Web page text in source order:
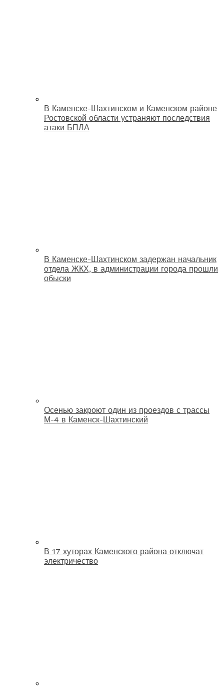
В Каменске-Шахтинском и Каменском районе
Ростовской области устраняют последствия
атаки БПЛА
В Каменске-Шахтинском задержан начальник
отдела ЖКХ, в администрации города прошли
обыски
Осенью закроют один из проездов с трассы
М-4 в Каменск-Шахтинский
В 17 хуторах Каменского района отключат
электричество